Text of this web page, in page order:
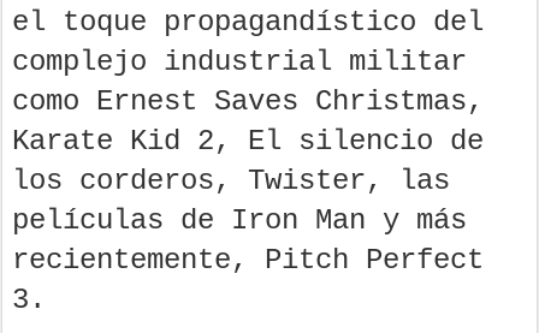
el toque propagandístico del
complejo industrial militar
como Ernest Saves Christmas,
Karate Kid 2, El silencio de
los corderos, Twister, las
películas de Iron Man y más
recientemente, Pitch Perfect
3.